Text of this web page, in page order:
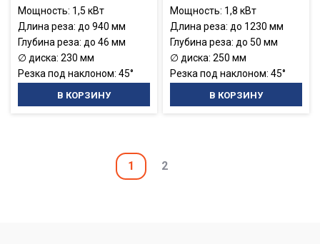
Мощность: 1,5 кВт
Длина реза: до 940 мм
Глубина реза: до 46 мм
∅ диска: 230 мм
Резка под наклоном: 45°
В КОРЗИНУ
Мощность: 1,8 кВт
Длина реза: до 1230 мм
Глубина реза: до 50 мм
∅ диска: 250 мм
Резка под наклоном: 45°
В КОРЗИНУ
1 2